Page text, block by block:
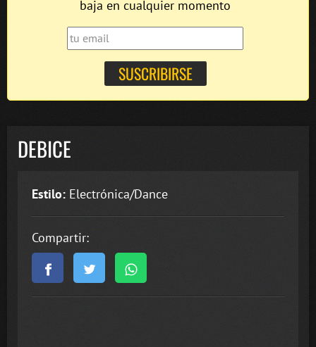
baja en cualquier momento
DEBICE
Estilo: Electrónica/Dance
Compartir: